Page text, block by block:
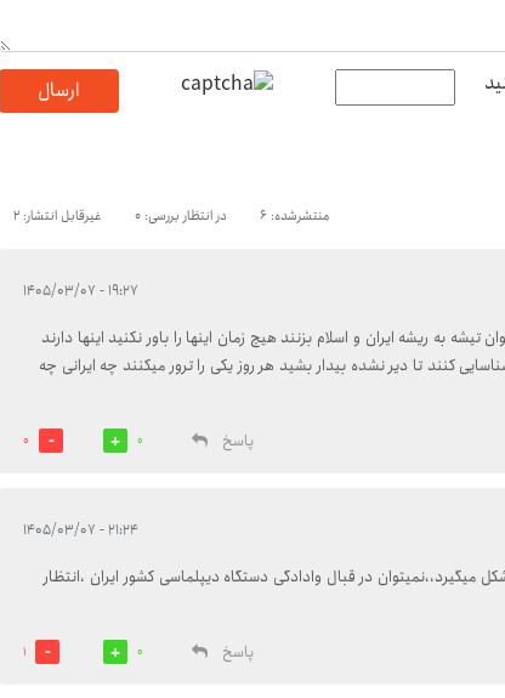
ارسال
منتشرشده: 6 در انتظار بررسی: 0 غیرقابل انتشار: 2
۱۹:۲۷ - ۱۴۰۵/۰۳/۰۷
تیشه به ریشه ایران و اسلام بزنند هیچ زمان اینها را باور نکنید اینها دارند
کنند تا دیر نشده بیدار بشید هر روز یکی را ترور میکنند چه ایرانی چه
پاسخ
0
0
۲۱:۲۴ - ۱۴۰۵/۰۳/۰۷
میگیرد،،نمیتوان در قبال وادادگی دستگاه دیپلماسی کشور ایران ،انتظار
پاسخ
0
1